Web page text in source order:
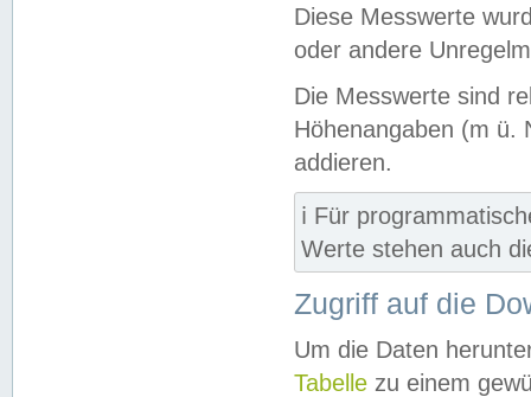
Diese Messwerte
oder andere
Die Messwerte sind
Höhenangaben (m ü.
addieren.
ℹ️ Für
Werte stehen auch
Zugriff auf die
Um die Daten
Tabelle zu einem